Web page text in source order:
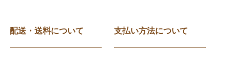
配送・送料について 支払い方法について